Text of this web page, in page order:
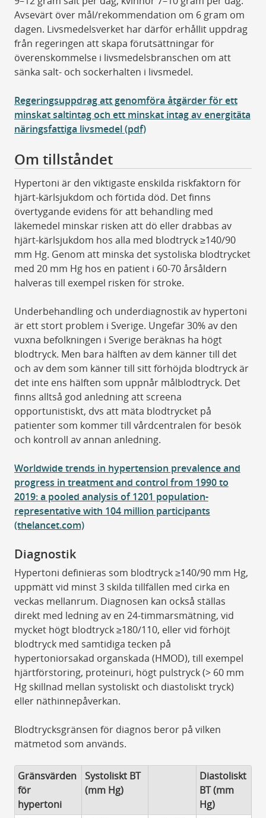
Avsevärt över mål/rekommendation om 6 gram om
dagen. Livsmedelsverket har därför erhållit uppdrag
från regeringen att skapa förutsättningar för
överenskommelse i livsmedelsbranschen om att
sänka salt- och sockerhalten i livsmedel.
Regeringsuppdrag att genomföra åtgärder för ett
minskat saltintag och ett minskat intag av energitäta
näringsfattiga livsmedel (pdf)
Om tillståndet
Hypertoni är den viktigaste enskilda riskfaktorn för
hjärt-kärlsjukdom och förtida död. Det finns
övertygande evidens för att behandling med
läkemedel minskar risken att dö eller drabbas av
hjärt-kärlsjukdom hos alla med blodtryck ≥140/90
mm Hg. Genom att minska det systoliska blodtrycket
med 20 mm Hg hos en patient i 60-70 årsåldern
halveras till exempel risken för stroke.
Underbehandling och underdiagnostik av hypertoni
är ett stort problem i Sverige. Ungefär 30% av den
vuxna befolkningen i Sverige beräknas ha högt
blodtryck. Men bara hälften av dem känner till det
och av dem som känner till sitt förhöjda blodtryck är
det inte ens hälften som uppnår målblodtryck. Det
finns alltså god anledning att screena
opportunistiskt, dvs att mäta blodtrycket på
patienter som kommer till vårdcentralen för besök
och kontroll av annan anledning.
Worldwide trends in hypertension prevalence and
progress in treatment and control from 1990 to
2019: a pooled analysis of 1201 population-
representative with 104 million participants
(thelancet.com)
Diagnostik
Hypertoni definieras som blodtryck ≥140/90 mm Hg,
uppmätt vid minst 3 skilda tillfällen med cirka en
veckas mellanrum. Diagnosen kan också ställas
direkt med ledning av en 24-timmarsmätning, vid
mycket högt blodtryck ≥180/110, eller vid förhöjt
blodtryck med samtidiga tecken på
hypertoniorsakad organskada (HMOD), till exempel
hjärtförstoring, proteinuri, högt pulstryck (> 60 mm
Hg skillnad mellan systoliskt och diastoliskt tryck)
eller näthinnepåverkan.
Blodtrycksgränsen för diagnos beror på vilken
mätmetod som används.
Gränsvärden
för
hypertoni
Systoliskt BT
(mm Hg)
Diastoliskt
BT (mm
Hg)